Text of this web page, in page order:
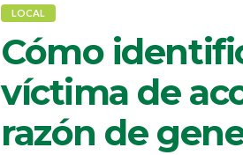
LOCAL
Cómo
víctima de
razón de